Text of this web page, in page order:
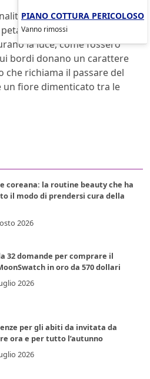
pastello che in un più
sono uniti da piccoli
la luce, come fossero
bordi donano un carattere
richiama il passare del
fiore dimenticato tra le
coreana: la routine beauty che ha
il modo di prendersi cura della
2026
32 domande per comprare il
in oro da 570 dollari
2026
per gli abiti da invitata da
ora e per tutto l’autunno
2026
PIANO COTTURA PERICOLOSO
Vanno rimossi